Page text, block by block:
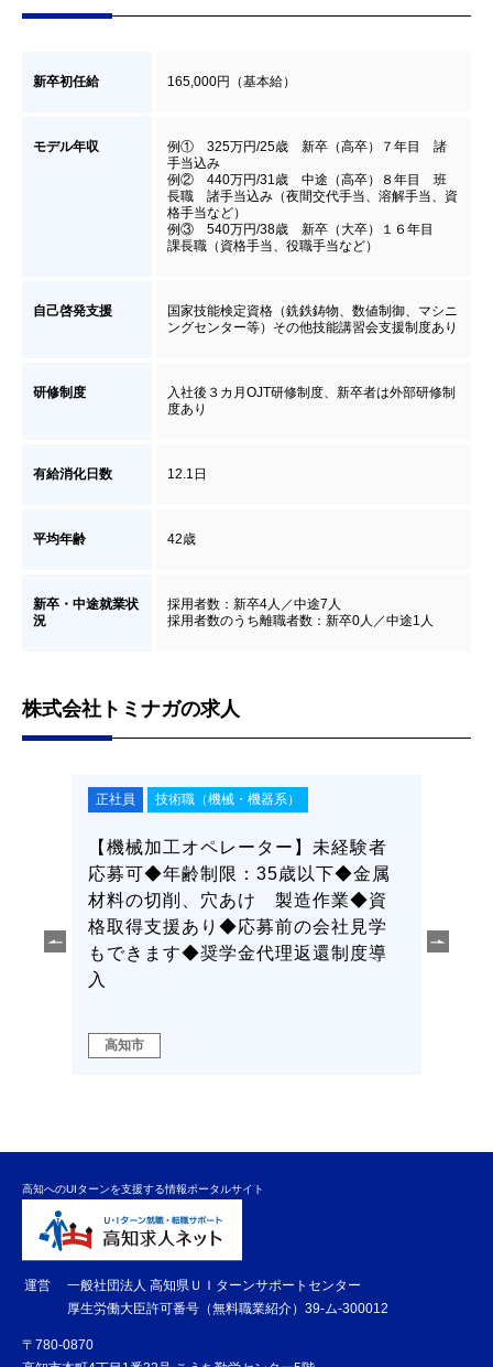
新卒初任給 165,000円（基本給）
モデル年収
例① 325万円/25歳 新卒（高卒）７年目 諸
手当込み
例② 440万円/31歳 中途（高卒）８年目 班
長職 諸手当込み（夜間交代手当、溶解手当、資
格手当など）
例③ 540万円/38歳 新卒（大卒）１６年目
課長職（資格手当、役職手当など）
自己啓発支援
国家技能検定資格（銑鉄鋳物、数値制御、マシニ
ングセンター等）その他技能講習会支援制度あり
研修制度
入社後３カ月OJT研修制度、新卒者は外部研修制
度あり
有給消化日数 12.1日
平均年齢 42歳
新卒・中途就業状
況
採用者数：新卒4人／中途7人
採用者数のうち離職者数：新卒0人／中途1人
株式会社トミナガの求人
正社員 技術職（機械・機器系）
【荷受作業員】未経験者応募可◆59
歳以下◆荷受け・出荷で製造現場を
支える仕事◆資格取得支援あり◆転
勤無し◆会社見学可
高知市
見積
務作
高知へのUIターンを支援する情報ポータルサイト
運営
一般社団法人 高知県ＵＩターンサポートセンター
厚生労働大臣許可番号（無料職業紹介）39-ム-300012
〒780-0870